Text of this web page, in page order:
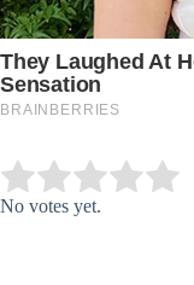
Rate this item:
No votes yet.